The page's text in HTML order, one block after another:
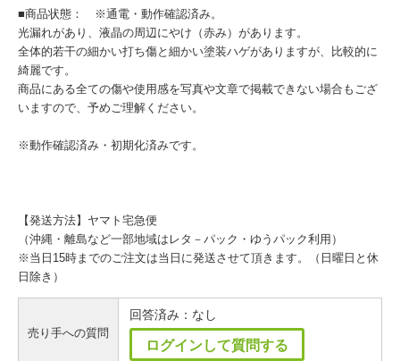
■商品状態： ※通電・動作確認済み。
光漏れがあり、液晶の周辺にやけ（赤み）があります。
全体的若干の細かい打ち傷と細かい塗装ハゲがありますが、比較的に
綺麗です。
商品にある全ての傷や使用感を写真や文章で掲載できない場合もござ
いますので、予めご理解ください。
※動作確認済み・初期化済みです。
【発送方法】ヤマト宅急便
（沖縄・離島など一部地域はレタ－パック・ゆうパック利用）
※当日15時までのご注文は当日に発送させて頂きます。（日曜日と休
日除き）
売り手への質問
回答済み：なし
ログインして質問する